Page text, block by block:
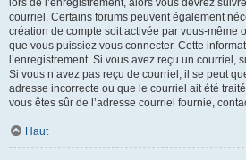
lors de l’enregistrement, alors vous devrez
courriel. Certains forums peuvent également
création de compte soit activée par vous-même
que vous puissiez vous connecter. Cette
l’enregistrement. Si vous avez reçu un courriel,
Si vous n’avez pas reçu de courriel, il se peut
adresse incorrecte ou que le courriel ait été
vous êtes sûr de l’adresse courriel fournie,
Haut